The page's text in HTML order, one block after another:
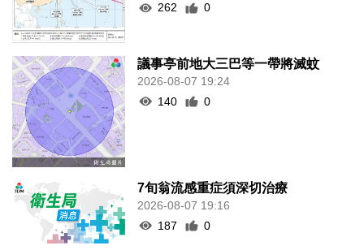
262
0
議事亭前地大三巴等一帶將滅蚊
2026-08-07 19:24
140
0
7旬翁流感重症須深切治療
2026-08-07 19:16
187
0